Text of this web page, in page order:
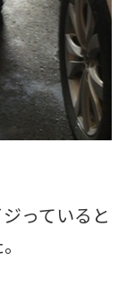
っていると